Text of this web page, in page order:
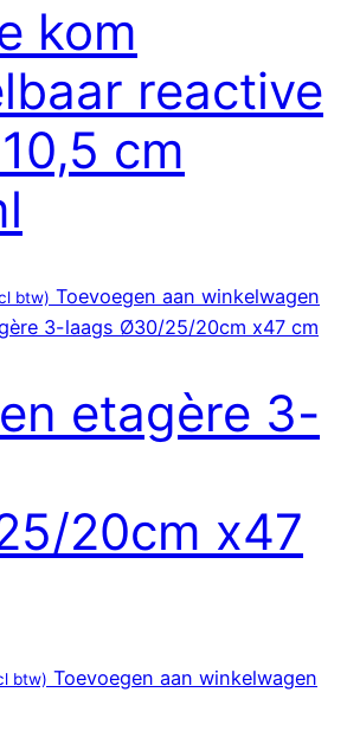
kom
reactive
cm
btw) Toevoegen aan winkelwagen
etagère 3-
20cm x47
btw) Toevoegen aan winkelwagen